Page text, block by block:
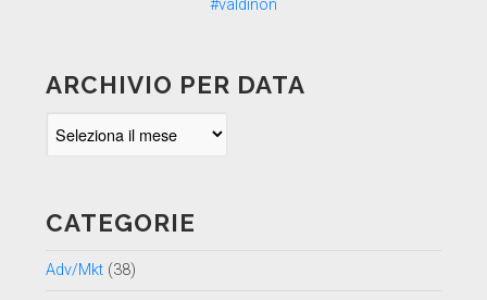
ARCHIVIO PER DATA
CATEGORIE
Adv/Mkt(38)